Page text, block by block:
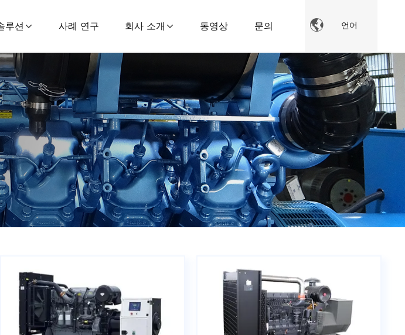
 언어
루션 사례 연구 회사 소개 동영상 문의